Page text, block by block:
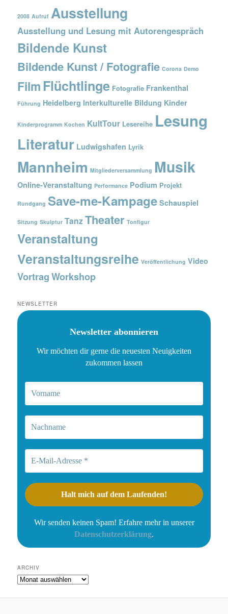
2008 Aufruf Ausstellung
Ausstellung und Lesung mit Autorengespräch
Bildende Kunst
Bildende Kunst / Fotografie Corona Demo
Film Flüchtlinge Fotografie Frankenthal
Führung Heidelberg Interkulturelle Bildung Kinder
Kinderprogramm Kochen KultTour Lesereihe Lesung
Literatur Ludwigshafen Lyrik
Mannheim Mitgliederversammlung Musik
Online-Veranstaltung Performance Podium Projekt
Rundgang Save-me-Kampage Schauspiel
Sitzung Skulptur TanzTheater Tonfigur
Veranstaltung
Veranstaltungsreihe Veröffentlichung Video
VortragWorkshop
NEWSLETTER
Newsletter abonnieren
Wir möchten dir gerne die neuesten Neuigkeiten
zukommen lassen
Wir senden keinen Spam! Erfahre mehr in unserer
Datenschutzerklärung.
ARCHIV
Archiv